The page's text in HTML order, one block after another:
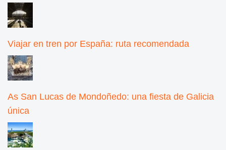
Viajar en tren por España: ruta recomendada
As San Lucas de Mondoñedo: una fiesta de Galicia
única